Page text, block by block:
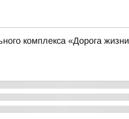
комплекса «Дорога